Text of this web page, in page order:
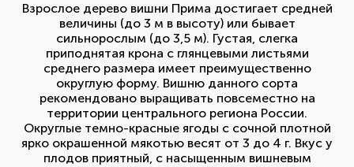
Взрослое дерево вишни Прима достигает средней
величины (до 3 м в высоту) или бывает
сильнорослым (до 3,5 м). Густая, слегка
приподнятая крона с глянцевыми листьями
среднего размера имеет преимущественно
округлую форму. Вишню данного сорта
рекомендовано выращивать повсеместно на
территории центрального региона России.
Округлые темно-красные ягоды с сочной плотной
ярко окрашенной мякотью весят от 3 до 4 г. Вкус у
плодов приятный, с насыщенным вишневым